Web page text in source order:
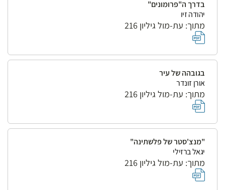
בדרך ה"פרומונים"
יהודה זיו
מתוך: עת-מול גיליון 216
בגובהה של עיר
אורן זונדר
מתוך: עת-מול גיליון 216
"מנצ'סטר של פלשתינה"
יגאל ברזילי
מתוך: עת-מול גיליון 216